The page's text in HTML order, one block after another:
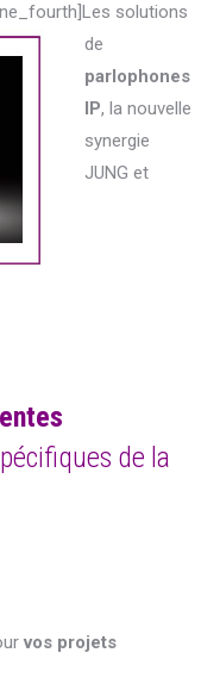
Les solutions
de
parlophones
IP, la nouvelle
synergie
JUNG et
de la
vos projets